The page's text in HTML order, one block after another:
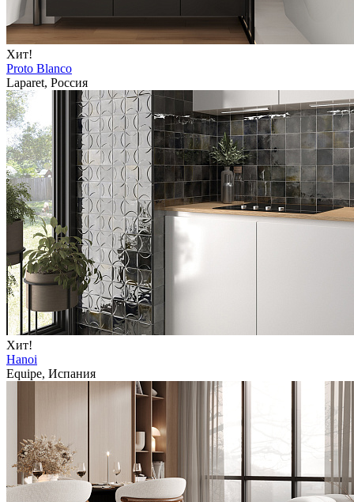
Хит!
Proto Blanco
Laparet, Россия
Хит!
Hanoi
Equipe, Испания